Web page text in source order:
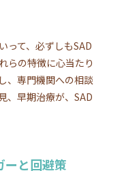
って、必ずしもSAD
らの特徴に心当たり
、専門機関への相談
、早期治療が、SAD
ーと回避策